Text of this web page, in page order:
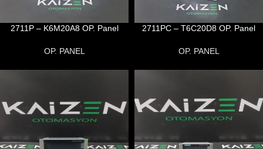
2711P – K6M20A8 OP. Panel
OP. PANEL
2711PC – T6C20D8 OP. Panel
OP. PANEL